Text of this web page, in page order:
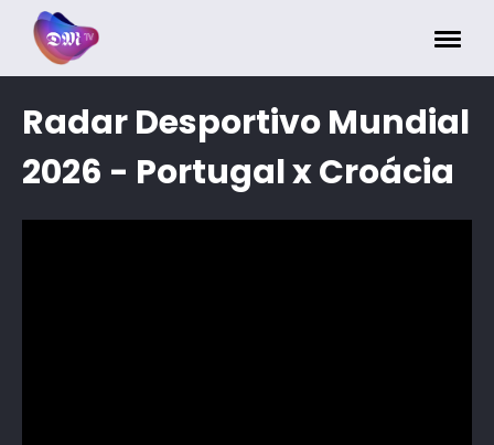
Radar Desportivo Mundial
2026 - Portugal x Croácia
Painel de Gerenciamento de Cookies